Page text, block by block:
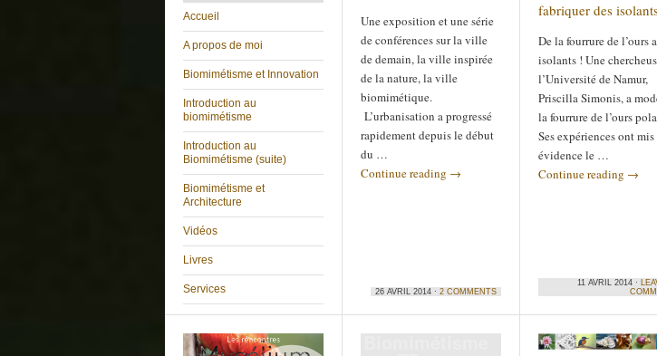
Accueil
A propos de moi
Biomimétisme et Innovation
Introduction au
biomimétisme
Introduction au
Biomimétisme (suite)
Biomimétisme et
Architecture
Vidéos
Livres
Services
Une exposition et une série
de conférences sur la ville
de demain, la ville inspirée
de la nature, la ville
biomimétique.
L’urbanisation a progressé
rapidement depuis le début
du …
Continue reading →
26 AVRIL 2014 · 2 COMMENTS
fabriquer des
De la fourrure de l’ours
isolants ! Une
l’Université de Namur,
Priscilla Simonis, a
la fourrure de l’ours
Ses expériences ont mis
évidence le …
Continue reading →
11 AVRIL 2014 ·
Biomimétisme